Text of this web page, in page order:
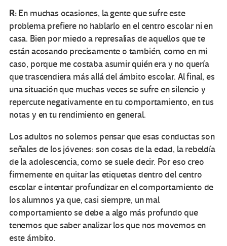
R:En muchas ocasiones, la gente que sufre este
problema prefiere no hablarlo en el centro escolar ni en
casa. Bien por miedo a represalias de aquellos que te
están acosando precisamente o también, como en mi
caso, porque me costaba asumir quién era y no quería
que trascendiera más allá del ámbito escolar. Al final, es
una situación que muchas veces se sufre en silencio y
repercute negativamente en tu comportamiento, en tus
notas y en tu rendimiento en general.
Los adultos no solemos pensar que esas conductas son
señales de los jóvenes: son cosas de la edad, la rebeldía
de la adolescencia, como se suele decir. Por eso creo
firmemente en quitar las etiquetas dentro del centro
escolar e intentar profundizar en el comportamiento de
los alumnos ya que, casi siempre, un mal
comportamiento se debe a algo más profundo que
tenemos que saber analizar los que nos movemos en
este ámbito.